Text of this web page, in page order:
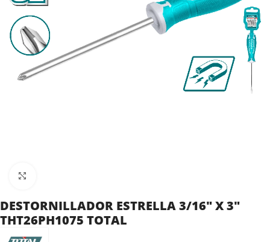
DESTORNILLADOR ESTRELLA 3/16″ X 3″
THT26PH1075 TOTAL